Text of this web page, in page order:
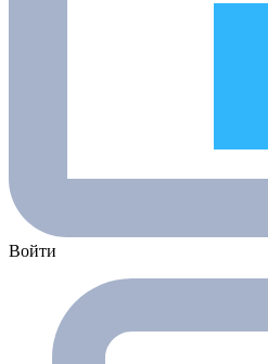
Войти